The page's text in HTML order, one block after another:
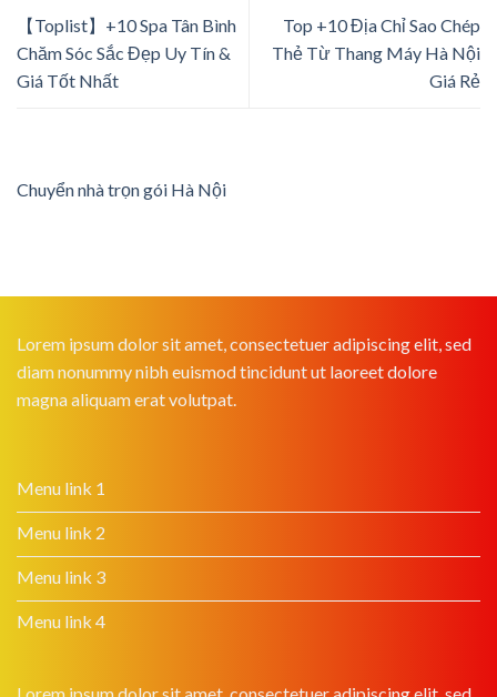
【Toplist】+10 Spa Tân Bình
Chăm Sóc Sắc Đẹp Uy Tín &
Giá Tốt Nhất
Top +10 Địa Chỉ Sao Chép
Thẻ Từ Thang Máy Hà Nội
Giá Rẻ
Chuyển nhà trọn gói Hà Nội
Lorem ipsum dolor sit amet, consectetuer adipiscing elit, sed
diam nonummy nibh euismod tincidunt ut laoreet dolore
magna aliquam erat volutpat.
Menu link 1
Menu link 2
Menu link 3
Menu link 4